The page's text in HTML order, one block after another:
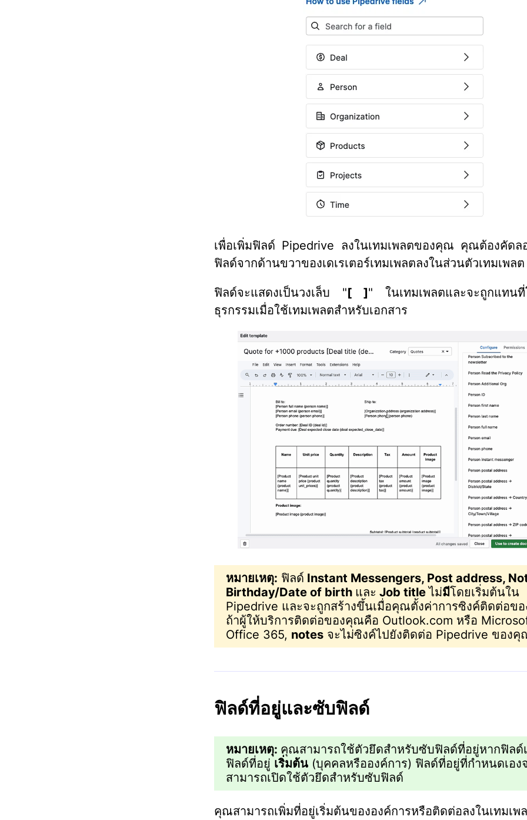
เพื่อเพิ่มฟิลด์ Pipedrive ลงในเทมเพลตของคุณ คุณต้องคัดล
ฟิลด์จากด้านขวาของเดเรเตอร์เทมเพลตลงในส่วนตัวเทมเพลต
ฟิลด์จะแสดงเป็นวงเล็บ "[ ]" ในเทมเพลตและจะถูกแทน
ธุรกรรมเมื่อใช้เทมเพลตสำหรับเอกสาร
หมายเหตุ: ฟิลด์ Instant Messengers, Post address,
Birthday/Date of birth และ Job titleไม่มีโดยเริ่มต้นใน
Pipedrive และจะถูกสร้างขึ้นเมื่อคุณตั้งค่าการซิงค์ติดต่อข
ถ้าผู้ให้บริการติดต่อของคุณคือ Outlook.com หรือ
Office 365, notes จะไม่ซิงค์ไปยังติดต่อ Pipedrive ของคุ
ฟิลด์ที่อยู่และซับฟิลด์
หมายเหตุ: คุณสามารถใช้ตัวยึดสำหรับซับฟิลด์ที่อยู่หากฟิลด์
ฟิลด์ที่อยู่ เริ่มต้น (บุคคลหรือองค์การ) ฟิลด์ที่อยู่ที่กำหนดเอง
สามารถเปิดใช้ตัวยึดสำหรับซับฟิลด์
คุณสามารถเพิ่มที่อยู่เริ่มต้นขององค์การหรือติดต่อลงในเทมเพ